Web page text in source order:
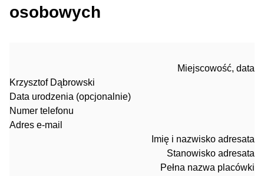
osobowych
Miejscowość, data
Krzysztof Dąbrowski
Data urodzenia (opcjonalnie)
Numer telefonu
Adres e-mail
Imię i nazwisko adresata
Stanowisko adresata
Pełna nazwa placówki